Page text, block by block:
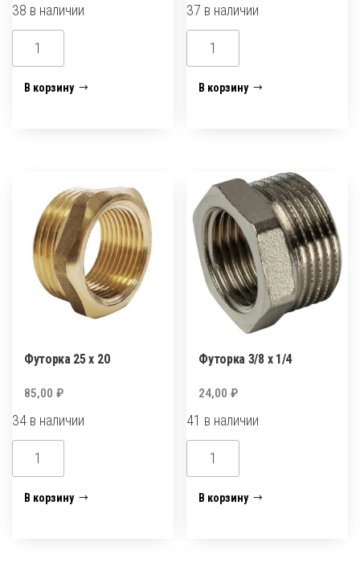
38 в наличии
Количество
товара
Футорка
В корзину
37 в наличии
Количество
товара
Футорка
В корзину
Футорка 25 х 20
85,00 ₽
34 в наличии
Количество
товара
Футорка
В корзину
Футорка 3/8 х 1/4
24,00₽
41 в наличии
Количество
товара
Футорка
В корзину